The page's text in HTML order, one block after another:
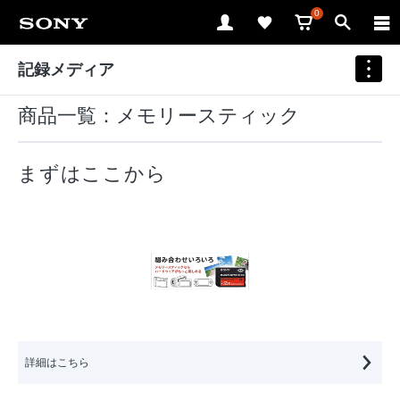
0
記録メディア
商品一覧：メモリースティック
まずはここから
詳細はこちら